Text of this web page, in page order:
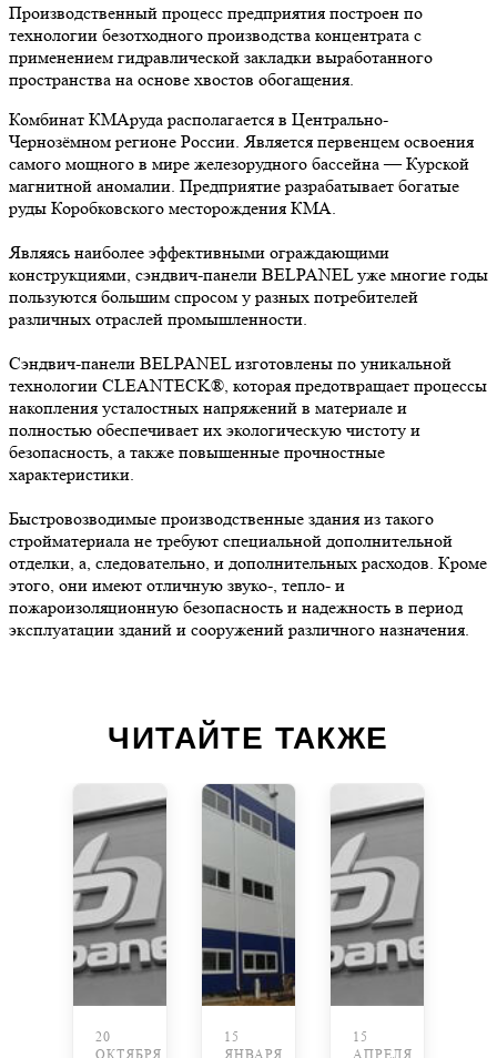
Производственный процесс предприятия построен по
технологии безотходного производства концентрата с
применением гидравлической закладки выработанного
пространства на основе хвостов обогащения.
Комбинат КМАруда располагается в Центрально-
Чернозёмном регионе России. Является первенцем освоения
самого мощного в мире железорудного бассейна — Курской
магнитной аномалии. Предприятие разрабатывает богатые
руды Коробковского месторождения КМА.
Являясь наиболее эффективными ограждающими
конструкциями, сэндвич-панели BELPANEL уже многие годы
пользуются большим спросом у разных потребителей
различных отраслей промышленности.
Сэндвич-панели BELPANEL изготовлены по уникальной
технологии CLEANTECK®, которая предотвращает процессы
накопления усталостных напряжений в материале и
полностью обеспечивает их экологическую чистоту и
безопасность, а также повышенные прочностные
характеристики.
Быстровозводимые производственные здания из такого
стройматериала не требуют специальной дополнительной
отделки, а, следовательно, и дополнительных расходов. Кроме
этого, они имеют отличную звуко-, тепло- и
пожароизоляционную безопасность и надежность в период
эксплуатации зданий и сооружений различного назначения.
ЧИТАЙТЕ ТАКЖЕ
20
ОКТЯБРЯ
15
ЯНВАРЯ
15
АПРЕЛЯ